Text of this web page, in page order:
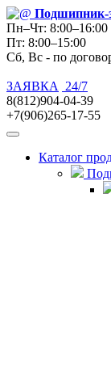
Подшипник-
Пн–Чт: 8:00–16:00
Пт: 8:00–15:00
Сб, Вс - по
ЗАЯВКА
24/7
8(812)904-04-39
+7(906)265-17-55
Каталог